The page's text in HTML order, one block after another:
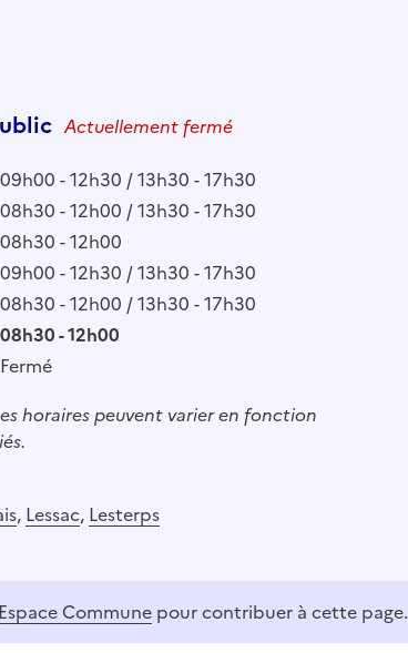
Actuellement fermé
09h00 - 12h30 / 13h30 - 17h30
08h30 - 12h00 / 13h30 - 17h30
08h30 - 12h00
09h00 - 12h30 / 13h30 - 17h30
08h30 - 12h00 / 13h30 - 17h30
08h30 - 12h00
Fermé
horaires peuvent varier en fonction
, Lessac, Lesterps
Commune pour contribuer à cette page.